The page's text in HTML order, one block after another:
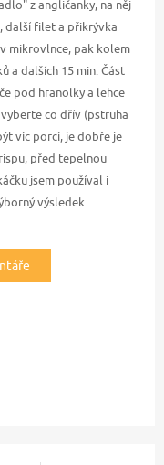
z angličanky, na něj
další filet a přikrývka
mikrovlnce, pak kolem
a dalších 15 min. Část
pod hranolky a lehce
co dřív (pstruha
víc porcí, je dobře je
před tepelnou
jsem používal i
výsledek.